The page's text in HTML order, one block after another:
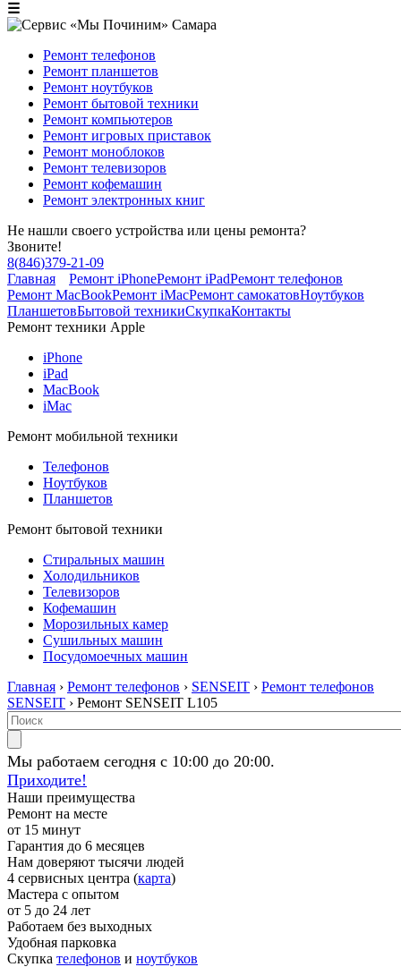
☰
Ремонт телефонов
Ремонт планшетов
Ремонт ноутбуков
Ремонт бытовой техники
Ремонт компьютеров
Ремонт игровых приставок
Ремонт моноблоков
Ремонт телевизоров
Ремонт кофемашин
Ремонт электронных книг
Не нашли своего устройства или цены ремонта?
Звоните!
8(846)379-21-09
Главная
Ремонт iPhoneРемонт iPadРемонт телефонов
Ремонт MacBookРемонт iMacРемонт самокатовНоутбуков
ПланшетовБытовой техникиСкупкаКонтакты
Ремонт техники Apple
iPhone
iPad
MacBook
iMac
Ремонт мобильной техники
Телефонов
Ноутбуков
Планшетов
Ремонт бытовой техники
Стиральных машин
Холодильников
Телевизоров
Кофемашин
Морозильных камер
Сушильных машин
Посудомоечных машин
Главная › Ремонт телефонов › SENSEIT › Ремонт телефонов
SENSEIT › Ремонт SENSEIT L105
Мы работаем сегодня с 10:00 до 20:00.
Приходите!
Наши преимущества
Ремонт на месте
от 15 минут
Гарантия до 6 месяцев
Нам доверяют тысячи людей
4 сервисных центра (карта)
Мастера с опытом
от 5 до 24 лет
Работаем без выходных
Удобная парковка
Скупка телефонов и ноутбуков